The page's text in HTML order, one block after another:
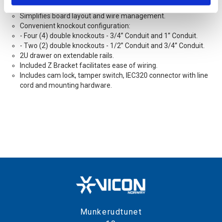
boards share the same enclosure.
Simplifies board layout and wire management.
Convenient knockout configuration:
- Four (4) double knockouts - 3/4” Conduit and 1” Conduit.
- Two (2) double knockouts - 1/2” Conduit and 3/4” Conduit.
2U drawer on extendable rails.
Included Z Bracket facilitates ease of wiring.
Includes cam lock, tamper switch, IEC320 connector with line
cord and mounting hardware.
Munkerudtunet